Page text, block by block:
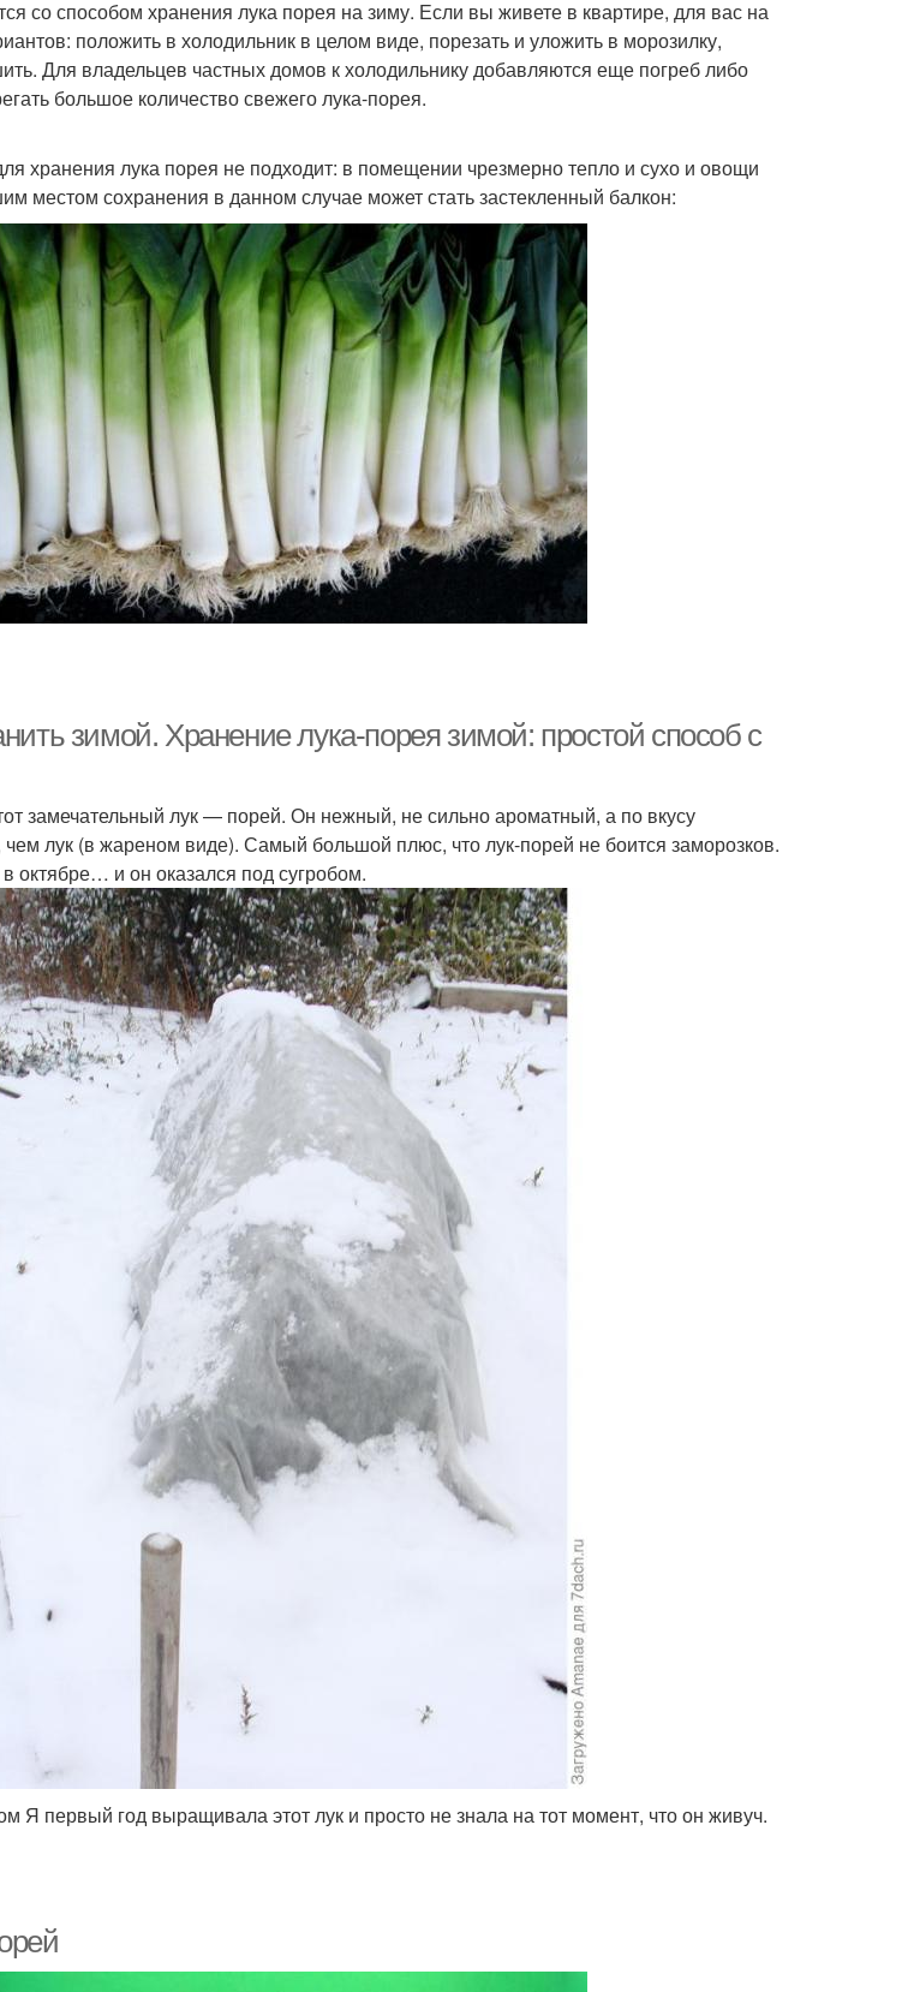
со способом хранения лука порея на зиму. Если вы живете в квартире, для вас на
положить в холодильник в целом виде, порезать и уложить в морозилку,
Для владельцев частных домов к холодильнику добавляются еще погреб либо
большое количество свежего лука-порея.
хранения лука порея не подходит: в помещении чрезмерно тепло и сухо и овощи
местом сохранения в данном случае может стать застекленный балкон:
зимой. Хранение лука-порея зимой: простой способ с
замечательный лук — порей. Он нежный, не сильно ароматный, а по вкусу
лук (в жареном виде). Самый большой плюс, что лук-порей не боится заморозков.
октябре… и он оказался под сугробом.
Я первый год выращивала этот лук и просто не знала на тот момент, что он живуч.